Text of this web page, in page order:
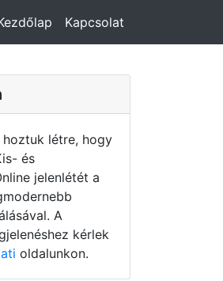
Kapcsolat
létre, hogy
és
jelenlétét a
A
kérlek
oldalunkon.